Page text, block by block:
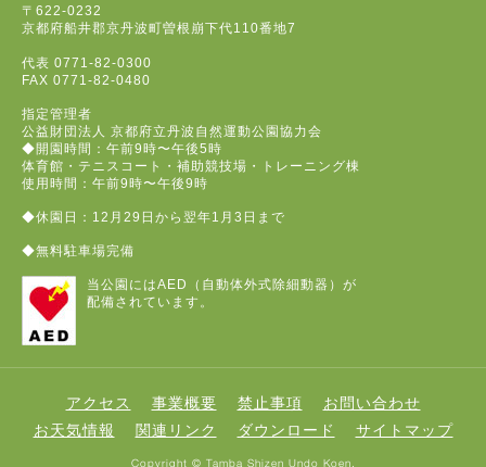
〒622-0232
京都府船井郡京丹波町曽根崩下代110番地7
代表 0771-82-0300
FAX 0771-82-0480
指定管理者
公益財団法人 京都府立丹波自然運動公園協力会
◆開園時間：午前9時〜午後5時
体育館・テニスコート・補助競技場・トレーニング棟
使用時間：午前9時〜午後9時
◆休園日：12月29日から翌年1月3日まで
◆無料駐車場完備
当公園にはAED（自動体外式除細動器）が
配備されています。
アクセス 事業概要 禁止事項
お問い合わせ
お天気情報
関連リンク ダウンロード サイトマップ
Copyright © Tamba Shizen Undo Koen.